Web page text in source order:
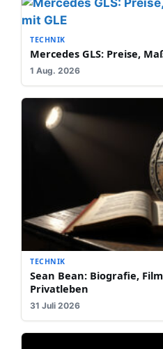
TECHNIK
Mercedes GLS: Preise,
1 Aug. 2026
TECHNIK
Sean Bean: Biografie,
Privatleben
31 Juli 2026